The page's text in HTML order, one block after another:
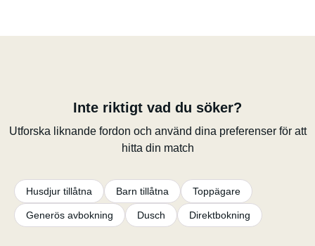
Inte riktigt vad du söker?
Utforska liknande fordon och använd dina preferenser för att
hitta din match
Husdjur tillåtna Barn tillåtna Toppägare
Generös avbokning Dusch Direktbokning